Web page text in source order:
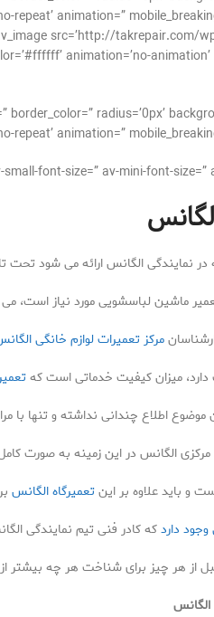
animation=”
animation=’no-animation’
radius=’0px’
animation=”
در نمایندگی الگانس ارائه می شود
ماشین لباسشویی مورد نیاز است،
مرکز تعمیرات لوازم خانگی
دارد، میزان کیفیت خدماتی است که
موضوع اطلاع چندانی نداشته و تنها
الگانس در این زمینه به صورت
و باید علاوه بر اینتعمیرگاه الگانس
داردکه کادر فنی تیم نمایندگی
از هر چیز برای شناخت هر چه بیشتر